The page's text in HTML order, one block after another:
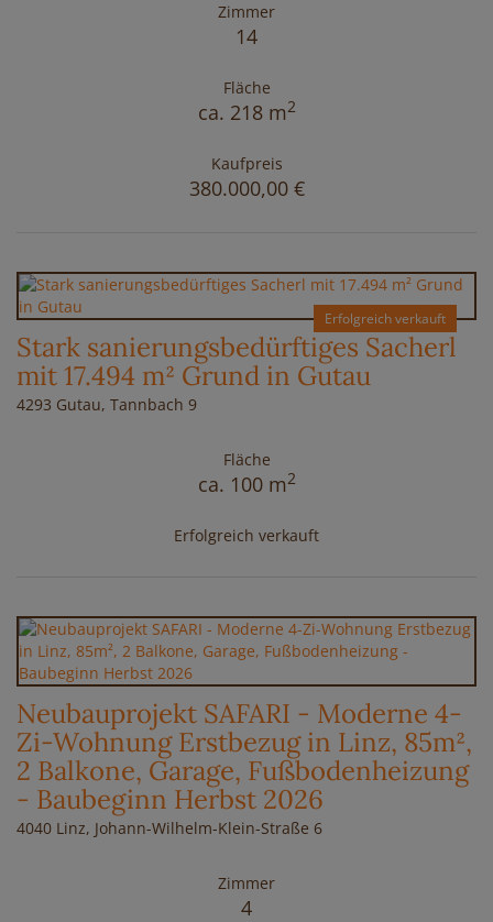
Zimmer
14
Fläche
ca. 218 m2
Kaufpreis
380.000,00 €
Erfolgreich verkauft
Stark sanierungsbedürftiges Sacherl
mit 17.494 m² Grund in Gutau
4293 Gutau, Tannbach 9
Fläche
ca. 100 m2
Erfolgreich verkauft
Neubauprojekt SAFARI - Moderne 4-
Zi-Wohnung Erstbezug in Linz, 85m²,
2 Balkone, Garage, Fußbodenheizung
- Baubeginn Herbst 2026
4040 Linz, Johann-Wilhelm-Klein-Straße 6
Zimmer
4